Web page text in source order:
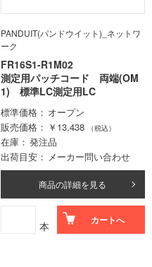
PANDUIT(パンドウイット)_ネットワ
ーク
FR16S1-R1M02
測定用パッチコード 両端(OM
1) 標準LC測定用LC
標準価格
オープン
販売価格
￥13,438 （税込）
在庫
発注品
出荷目安
メーカー問い合わせ
商品の詳細を見る
本 カートへ